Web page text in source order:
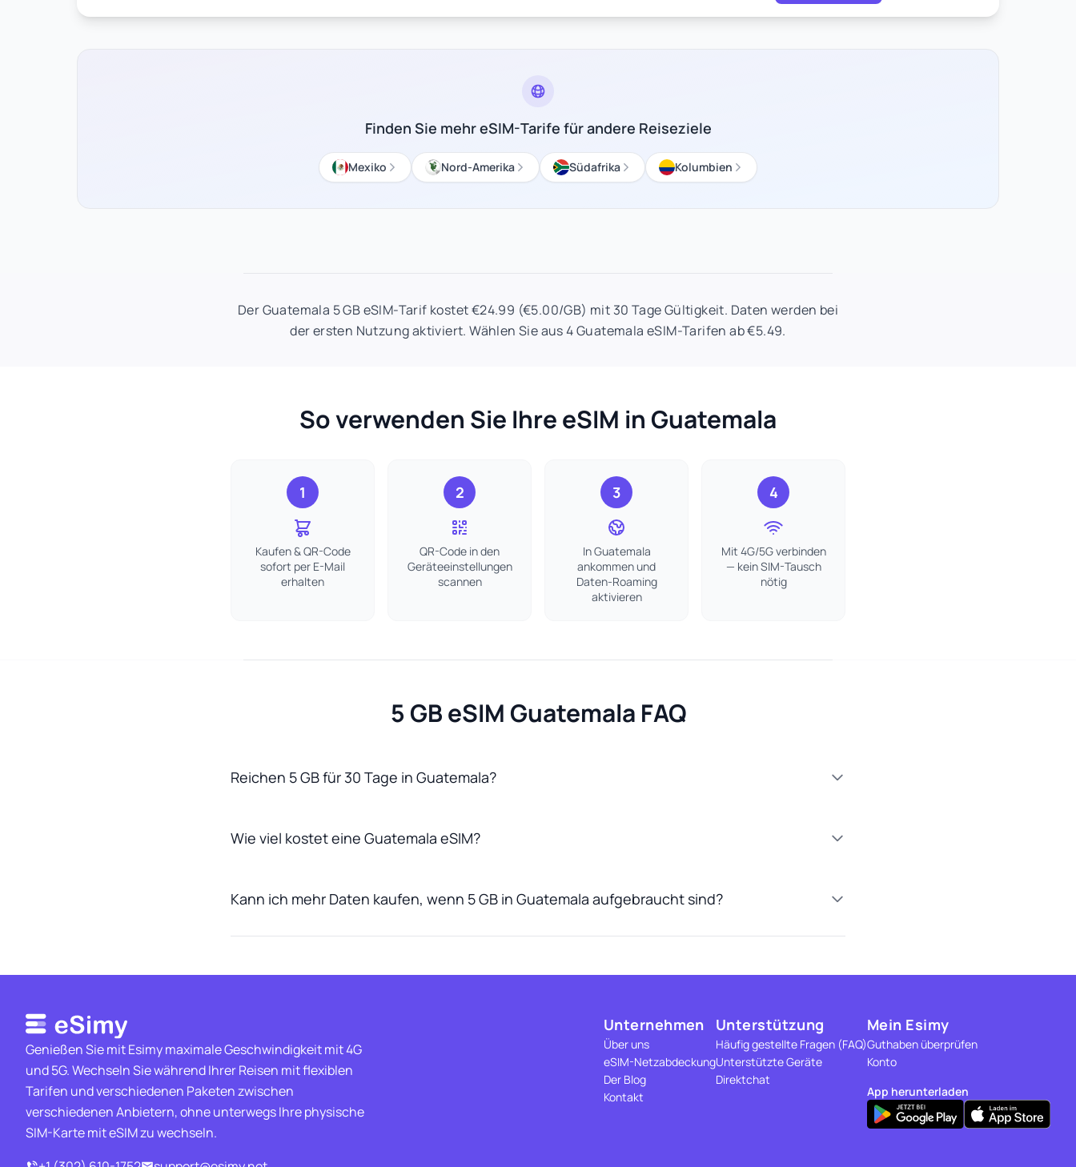
Finden Sie mehr eSIM-Tarife für andere Reiseziele
Mexiko Nord-Amerika Südafrika Kolumbien
Der Guatemala 5 GB eSIM-Tarif kostet €24.99 (€5.00/GB) mit 30 Tage Gültigkeit. Daten werden bei
der ersten Nutzung aktiviert. Wählen Sie aus 4 Guatemala eSIM-Tarifen ab €5.49.
So verwenden Sie Ihre eSIM in Guatemala
1
Kaufen & QR-Code
sofort per E-Mail
erhalten
2
QR-Code in den
Geräteeinstellungen
scannen
3
In Guatemala
ankommen und
Daten-Roaming
aktivieren
4
Mit 4G/5G verbinden
— kein SIM-Tausch
nötig
5 GB eSIM Guatemala FAQ
Reichen 5 GB für 30 Tage in Guatemala?
Wie viel kostet eine Guatemala eSIM?
Kann ich mehr Daten kaufen, wenn 5 GB in Guatemala aufgebraucht sind?
Genießen Sie mit Esimy maximale Geschwindigkeit mit 4G
und 5G. Wechseln Sie während Ihrer Reisen mit flexiblen
Tarifen und verschiedenen Paketen zwischen
verschiedenen Anbietern, ohne unterwegs Ihre physische
SIM-Karte mit eSIM zu wechseln.
Unternehmen
Über uns
eSIM-Netzabdeckung
Der Blog
Kontakt
Unterstützung
Häufig gestellte Fragen (FAQ)
Unterstützte Geräte
Direktchat
Mein Esimy
Guthaben überprüfen
Konto
App herunterladen